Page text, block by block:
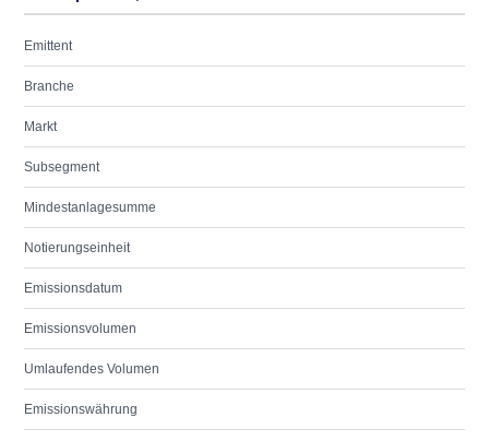
Emittent
Branche
Markt
Subsegment
Mindestanlagesumme
Notierungseinheit
Emissionsdatum
Emissionsvolumen
Umlaufendes Volumen
Emissionswährung